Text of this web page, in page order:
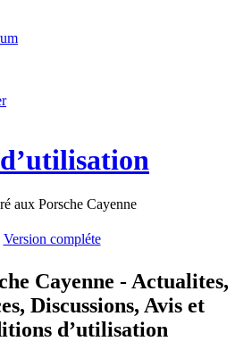
aux Porsche Cayenne
Version compléte
Cayenne - Actualites,
Discussions, Avis et
d’utilisation